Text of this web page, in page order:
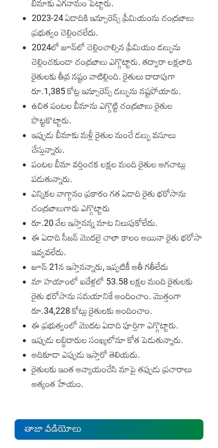
బీమాకు ఎగనామం పెట్టారు.
2023-24 ఏడాదికి ఇన్సూరెన్స్‌ ప్రీమియంను చంద్రబాబు
ప్రభుత్వం చెల్లించలేదు.
2024లో జూన్‌లో చెల్లించాల్సిన ప్రీమియం డబ్బును
చెల్లించకుండా చంద్రబాబు ఎగ్గొట్టారు. తద్వారా లక్షలాది
రైతులకు తీవ్ర నష్టం వాటిల్లింది. రైతులు దాదాపుగా
రూ.1,385 కోట్ల ఇన్సూరెన్స్ డబ్బును నష్టపోయారు.
ఉచిత పంటల బీమాను ఎగ్గొట్టి చంద్రబాబు రైతుల
పొట్టకొట్టారు.
ఇప్పుడు బీమాకు మళ్లీ రైతుల నుంచే డబ్బు వసూలు
చేస్తున్నారు.
పంటల బీమా వర్తించక లక్షల మంది రైతుల అగచాట్లు
పడుతున్నారు.
ఎన్నికల వాగ్దానం ప్రకారం గత ఏడాది రైతు భరోసాను
చంద్రబాబుగారు ఎగ్గొట్టారు
రూ.20 వేల ఇస్తానన్న మాట నిలుపుకోలేదు.
ఈ ఏడాది సీజన్‌ మొదలై చాలా కాలం అయినా రైతు భరోసా
ఇవ్వవలేదు.
జూన్‌ 21న ఇస్తానన్నారు, ఇప్పటికీ అతీ గతీలేదు
మా హయాంలో ఐదేళ్లలో 53.58 లక్షల మంది రైతులకు
రైతు భరోసాను సమయానికే అందించాం. మొత్తంగా
రూ.34,228 కోట్లు రైతులకు అందించాం.
ఈ ప్రభుత్వంలో మొదట ఏడాది పూర్తిగా ఎగ్గొట్టారు.
ఇప్పుడు లబ్ధిదారుల సంఖ్యలోనూ కోత పెడుతున్నారు.
అదికూడా ఎప్పుడు ఇస్తారో తెలియదు.
రైతులకు ఇంత అన్యాయంచేసి మాపై తప్పుడు ప్రచారాలు
అత్యంత హేయం.
తాజా వీడియోలు